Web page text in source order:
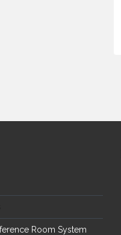
Room System